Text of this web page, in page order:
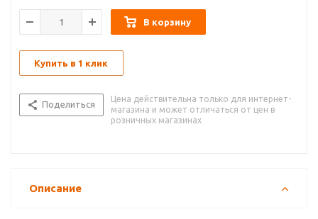
В корзину
Купить в 1 клик
Поделиться
Цена действительна только для интернет-
магазина и может отличаться от цен в
розничных магазинах
Описание